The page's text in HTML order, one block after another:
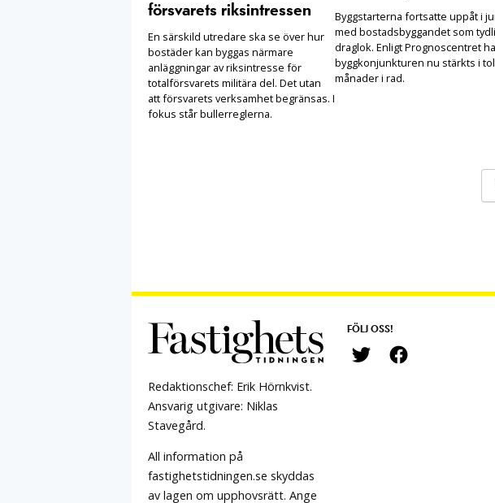
försvarets riksintressen
En särskild utredare ska se över hur
bostäder kan byggas närmare
anläggningar av riksintresse för
totalförsvarets militära del. Det utan
att försvarets verksamhet begränsas. I
fokus står bullerreglerna.
Byggstarterna fortsatte uppåt i
med bostadsbyggandet som
draglok. Enligt Prognoscentret
byggkonjunkturen nu stärkts i
månader i rad.
Redaktionschef: Erik Hörnkvist.
Ansvarig utgivare: Niklas
Stavegård.
All information på
fastighetstidningen.se skyddas
av lagen om upphovsrätt. Ange
FÖLJ OSS!